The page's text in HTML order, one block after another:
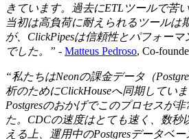
きています。過去にETLツールで苦
当初は高負荷に耐えられるツールは
が、ClickPipesは信頼性とパフォー
でした。” - Matteus Pedroso, Co-
“私たちはNeonの課金データ（
析のためにClickHouseへ同期してい
Postgresのおかげでこのプロセスが
た。CDCの速度はとても速く、数秒
える上、運用中のPostgresデータベ